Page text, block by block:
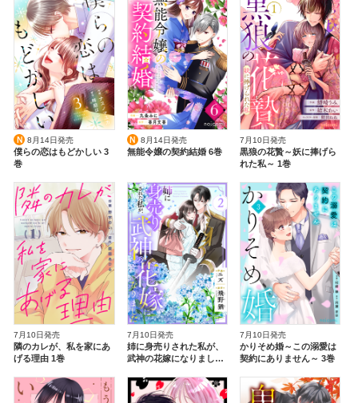
Ｎ 8月14日発売
僕らの恋はもどかしい 3
巻
Ｎ 8月14日発売
無能令嬢の契約結婚 6巻
7月10日発売
黒狼の花贄～妖に捧げら
れた私～ 1巻
7月10日発売
隣のカレが、私を家にあ
げる理由 1巻
7月10日発売
姉に身売りされた私が、
武神の花嫁になりました
7月10日発売
かりそめ婚～この溺愛は
契約にありません～ 3巻